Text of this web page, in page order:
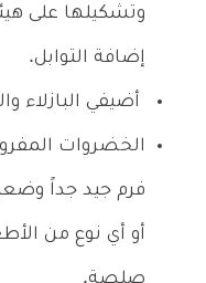
وتشكيلها على
إضافة التوابل.
أضيفي البازلاء
الخضروات
فرم جيد جداً
أو أي نوع من